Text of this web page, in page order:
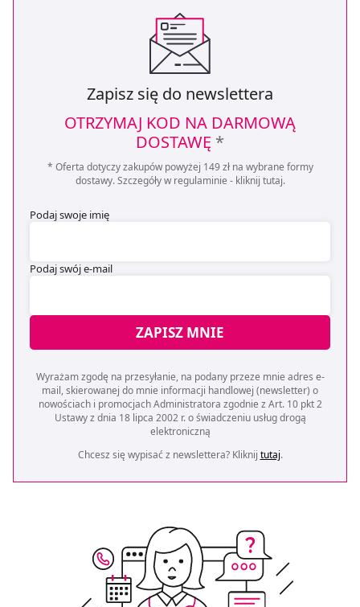
Zapisz się do newslettera
OTRZYMAJ KOD NA DARMOWĄ
DOSTAWĘ *
* Oferta dotyczy zakupów powyżej 149 zł na wybrane formy
dostawy. Szczegóły w regulaminie - kliknij tutaj.
Podaj swoje imię
Podaj swój e-mail
ZAPISZ MNIE
Wyrażam zgodę na przesyłanie, na podany przeze mnie adres e-
mail, skierowanej do mnie informacji handlowej (newsletter) o
nowościach i promocjach Administratora zgodnie z Art. 10 pkt 2
Ustawy z dnia 18 lipca 2002 r. o świadczeniu usług drogą
elektroniczną
Chcesz się wypisać z newslettera? Kliknij tutaj.